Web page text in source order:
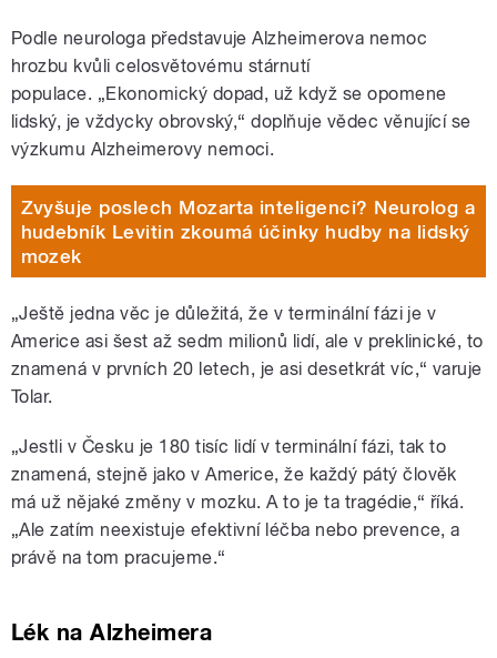
Podle neurologa představuje Alzheimerova nemoc
hrozbu kvůli celosvětovému stárnutí
populace. „Ekonomický dopad, už když se opomene
lidský, je vždycky obrovský,“ doplňuje vědec věnující se
výzkumu Alzheimerovy nemoci.
Zvyšuje poslech Mozarta inteligenci? Neurolog a
hudebník Levitin zkoumá účinky hudby na lidský
mozek
„Ještě jedna věc je důležitá, že v terminální fázi je v
Americe asi šest až sedm milionů lidí, ale v preklinické, to
znamená v prvních 20 letech, je asi desetkrát víc,“ varuje
Tolar.
„Jestli v Česku je 180 tisíc lidí v terminální fázi, tak to
znamená, stejně jako v Americe, že každý pátý člověk
má už nějaké změny v mozku. A to je ta tragédie,“ říká.
„Ale zatím neexistuje efektivní léčba nebo prevence, a
právě na tom pracujeme.“
Lék na Alzheimera